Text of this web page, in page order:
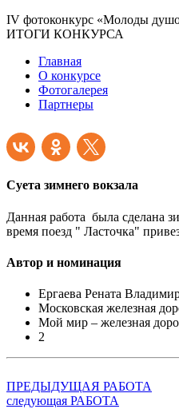
IV фотоконкурс «Молоды
ИТОГИ КОНКУРСА
Главная
О конкурсе
Фотогалерея
Партнеры
Суета зимнего вокзала
Данная работа была сделана
время поезд " Ласточка"
Автор и номинация
Ергаева Рената
Московская железная
Мой мир – железная
2
ПРЕДЫДУЩАЯ РАБОТА
следующая РАБОТА